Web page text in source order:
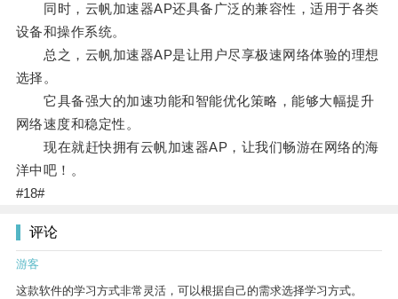
同时，云帆加速器AP还具备广泛的兼容性，适用于各类
设备和操作系统。
总之，云帆加速器AP是让用户尽享极速网络体验的理想
选择。
它具备强大的加速功能和智能优化策略，能够大幅提升
网络速度和稳定性。
现在就赶快拥有云帆加速器AP，让我们畅游在网络的海
洋中吧！。
#18#
评论
游客
这款软件的学习方式非常灵活，可以根据自己的需求选择学习方式。